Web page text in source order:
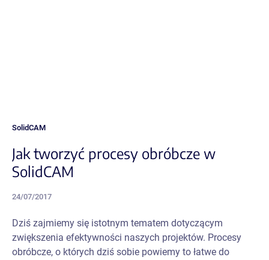
SolidCAM
Jak tworzyć procesy obróbcze w
SolidCAM
24/07/2017
Dziś zajmiemy się istotnym tematem dotyczącym
zwiększenia efektywności naszych projektów. Procesy
obróbcze, o których dziś sobie powiemy to łatwe do